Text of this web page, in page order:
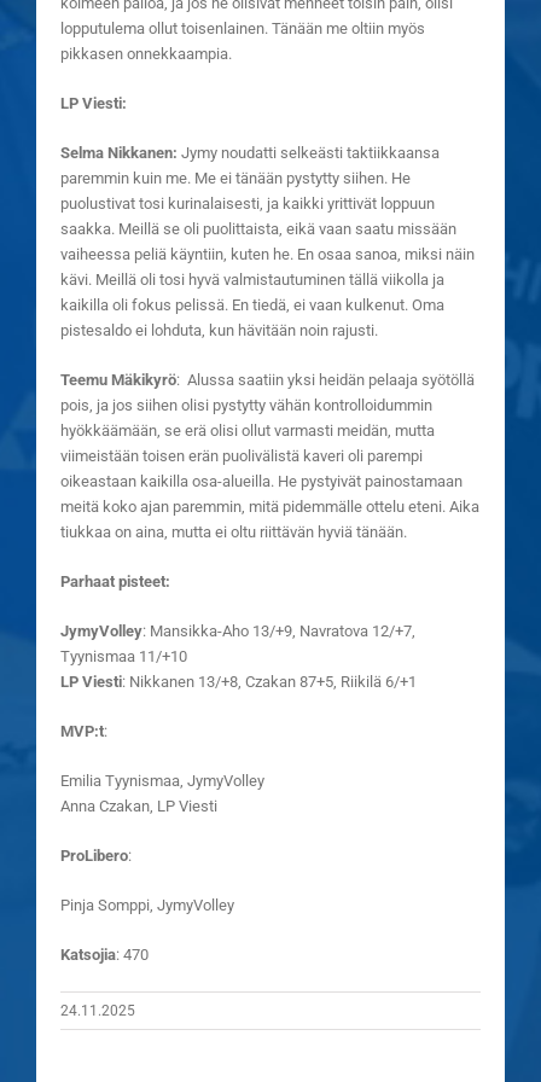
lopputulema ollut toisenlainen. Tänään me oltiin myös
pikkasen onnekkaampia.
LP Viesti:
Selma Nikkanen: Jymy noudatti selkeästi taktiikkaansa
paremmin kuin me. Me ei tänään pystytty siihen. He
puolustivat tosi kurinalaisesti, ja kaikki yrittivät loppuun
saakka. Meillä se oli puolittaista, eikä vaan saatu missään
vaiheessa peliä käyntiin, kuten he. En osaa sanoa, miksi näin
kävi. Meillä oli tosi hyvä valmistautuminen tällä viikolla ja
kaikilla oli fokus pelissä. En tiedä, ei vaan kulkenut. Oma
pistesaldo ei lohduta, kun hävitään noin rajusti.
Teemu Mäkikyrö: Alussa saatiin yksi heidän pelaaja syötöllä
pois, ja jos siihen olisi pystytty vähän kontrolloidummin
hyökkäämään, se erä olisi ollut varmasti meidän, mutta
viimeistään toisen erän puolivälistä kaveri oli parempi
oikeastaan kaikilla osa-alueilla. He pystyivät painostamaan
meitä koko ajan paremmin, mitä pidemmälle ottelu eteni. Aika
tiukkaa on aina, mutta ei oltu riittävän hyviä tänään.
Parhaat pisteet:
JymyVolley: Mansikka-Aho 13/+9, Navratova 12/+7,
Tyynismaa 11/+10
LP Viesti: Nikkanen 13/+8, Czakan 87+5, Riikilä 6/+1
MVP:t:
Emilia Tyynismaa, JymyVolley
Anna Czakan, LP Viesti
ProLibero:
Pinja Somppi, JymyVolley
Katsojia: 470
24.11.2025